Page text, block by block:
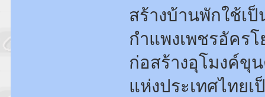
สร้างบ้านพักใช้เ
กำแพงเพชรอัคร
ก่อสร้างอุโมงค์ขุ
แห่งประเทศไทย